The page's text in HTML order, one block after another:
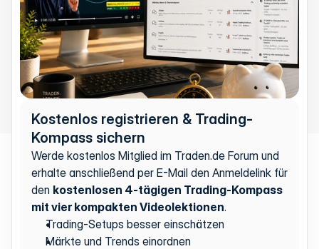
Kostenlos registrieren & Trading-
Kompass sichern
Werde kostenlos Mitglied im Traden.de Forum und
erhalte anschließend per E-Mail den Anmeldelink für
den kostenlosen 4-tägigen Trading-Kompass
mit vier kompakten Videolektionen.
Trading-Setups besser einschätzen
Märkte und Trends einordnen